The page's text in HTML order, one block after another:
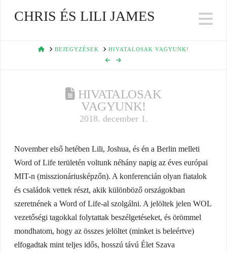
CHRIS ÉS LILI JAMES
HOMEBEJEGYZÉSEK HIVATALOSAK VAGYUNK!
HIVATALOSAK
VAGYUNK!
2018. december 1.
November első hetében Lili, Joshua, és én a Berlin melleti
Word of Life területén voltunk néhány napig az éves európai
MIT-n (misszionáriusképzőn). A konferencián olyan fiatalok
és családok vettek részt, akik különböző országokban
szeretnének a Word of Life-al szolgálni. A jelöltek jelen WOL
vezetőségi tagokkal folytattak beszélgetéseket, és örömmel
mondhatom, hogy az összes jelöltet (minket is beleértve)
elfogadtak mint teljes idős, hosszú távú Élet Szava